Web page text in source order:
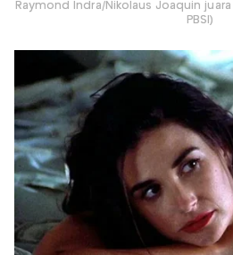
Raymond Indra/Nikolaus Joaquin
PBSI)